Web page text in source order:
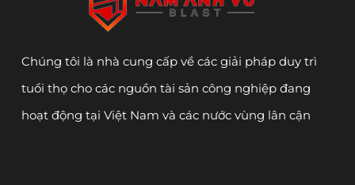
Chúng tôi là nhà cung cấp về các giải pháp duy trì
tuổi thọ cho các nguồn tài sản công nghiệp đang
hoạt động tại Việt Nam và các nước vùng lân cận